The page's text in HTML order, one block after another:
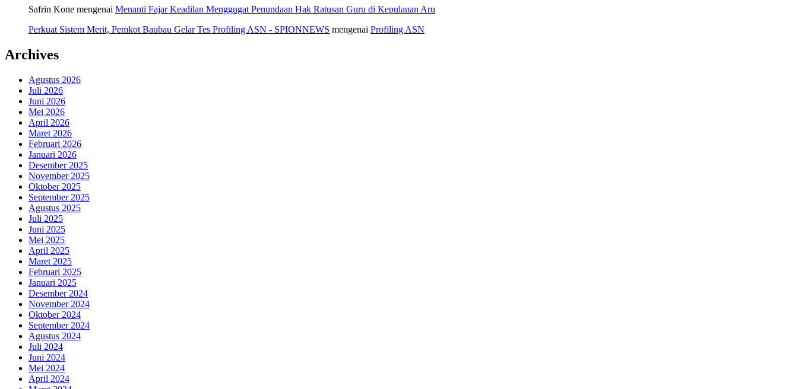
Safrin Kone mengenai Menanti Fajar Keadilan Menggugat Penundaan Hak Ratusan Guru di Kepulauan Aru
Perkuat Sistem Merit, Pemkot Baubau Gelar Tes Profiling ASN - SPIONNEWS mengenai Profiling ASN
Archives
Agustus 2026
Juli 2026
Juni 2026
Mei 2026
April 2026
Maret 2026
Februari 2026
Januari 2026
Desember 2025
November 2025
Oktober 2025
September 2025
Agustus 2025
Juli 2025
Juni 2025
Mei 2025
April 2025
Maret 2025
Februari 2025
Januari 2025
Desember 2024
November 2024
Oktober 2024
September 2024
Agustus 2024
Juli 2024
Juni 2024
Mei 2024
April 2024